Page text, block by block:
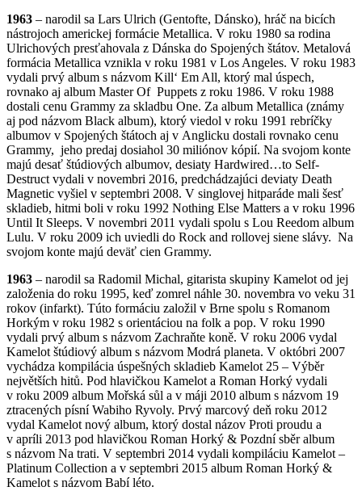
1963 – narodil sa Lars Ulrich (Gentofte, Dánsko), hráč na bicích
nástrojoch americkej formácie Metallica. V roku 1980 sa rodina
Ulrichových presťahovala z Dánska do Spojených štátov. Metalová
formácia Metallica vznikla v roku 1981 v Los Angeles. V roku 1983
vydali prvý album s názvom Kill‘ Em All, ktorý mal úspech,
rovnako aj album Master Of Puppets z roku 1986. V roku 1988
dostali cenu Grammy za skladbu One. Za album Metallica (známy
aj pod názvom Black album), ktorý viedol v roku 1991 rebríčky
albumov v Spojených štátoch aj v Anglicku dostali rovnako cenu
Grammy, jeho predaj dosiahol 30 miliónov kópií. Na svojom konte
majú desať štúdiových albumov, desiaty Hardwired…to Self-
Destruct vydali v novembri 2016, predchádzajúci deviaty Death
Magnetic vyšiel v septembri 2008. V singlovej hitparáde mali šesť
skladieb, hitmi boli v roku 1992 Nothing Else Matters a v roku 1996
Until It Sleeps. V novembri 2011 vydali spolu s Lou Reedom album
Lulu. V roku 2009 ich uviedli do Rock and rollovej siene slávy. Na
svojom konte majú deväť cien Grammy.
1963 – narodil sa Radomil Michal, gitarista skupiny Kamelot od jej
založenia do roku 1995, keď zomrel náhle 30. novembra vo veku 31
rokov (infarkt). Túto formáciu založil v Brne spolu s Romanom
Horkým v roku 1982 s orientáciou na folk a pop. V roku 1990
vydali prvý album s názvom Zachraňte koně. V roku 2006 vydal
Kamelot štúdiový album s názvom Modrá planeta. V októbri 2007
vychádza kompilácia úspešných skladieb Kamelot 25 – Výběr
největších hitů. Pod hlavičkou Kamelot a Roman Horký vydali
v roku 2009 album Mořská sůl a v máji 2010 album s názvom 19
ztracených písní Wabiho Ryvoly. Prvý marcový deň roku 2012
vydal Kamelot nový album, ktorý dostal názov Proti proudu a
v apríli 2013 pod hlavičkou Roman Horký & Pozdní sběr album
s názvom Na trati. V septembri 2014 vydali kompiláciu Kamelot –
Platinum Collection a v septembri 2015 album Roman Horký &
Kamelot s názvom Babí léto.